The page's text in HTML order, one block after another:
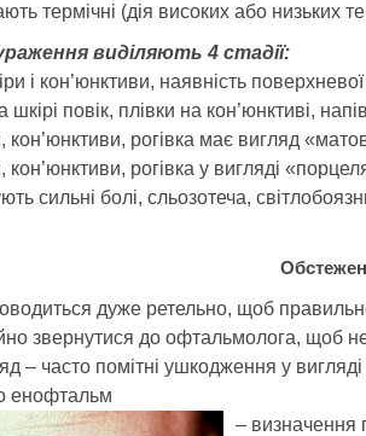
термічні (дія високих або низьких
виділяють 4 стадії:
і кон’юнктиви, наявність поверхневої
повік, плівки на кон’юнктиві,
кон’юнктиви, рогівка має вигляд
рогівка у вигляді
сильні болі, сльозотеча,
дуже ретельно, щоб
звернутися до офтальмолога, щоб
– часто помітні ушкодження у
енофтальм
– визначення